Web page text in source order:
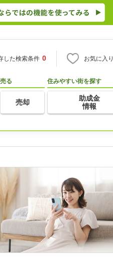
した検索条件 0 お気に入り
売る
売却
住みやすい街を探す
助成金
情報